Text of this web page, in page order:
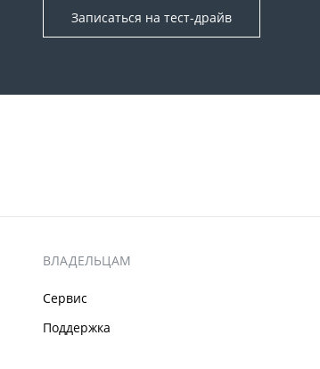
Записаться на тест-драйв
ВЛАДЕЛЬЦАМ
Сервис
Поддержка